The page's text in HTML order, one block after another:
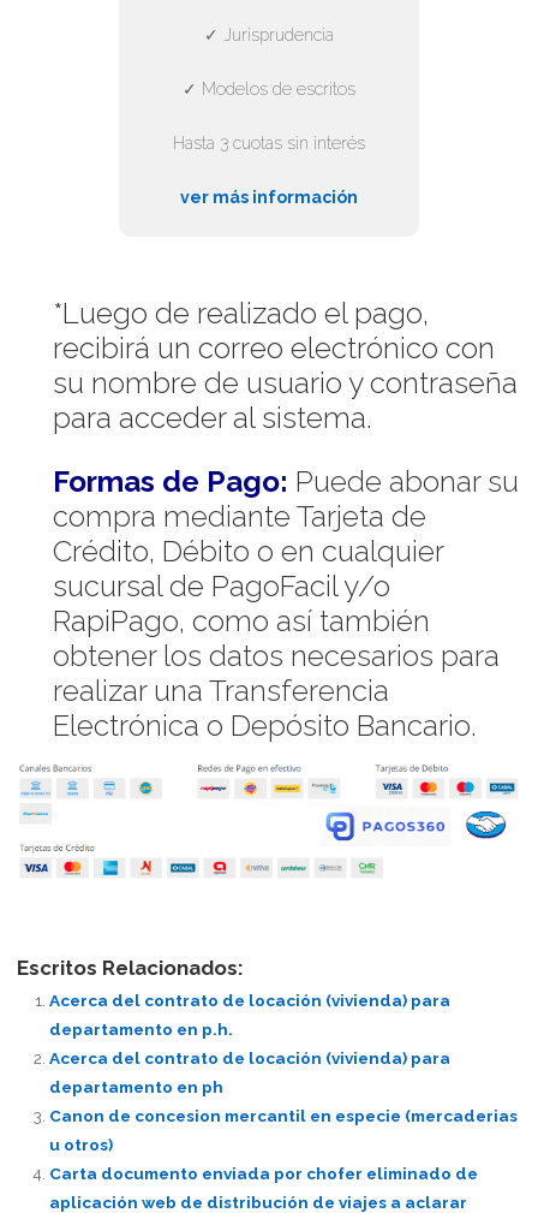
✓ Jurisprudencia
✓ Modelos de escritos
Hasta 3 cuotas sin interés
ver más información
*Luego de realizado el pago,
recibirá un correo electrónico con
su nombre de usuario y contraseña
para acceder al sistema.
Formas de Pago: Puede abonar su
compra mediante Tarjeta de
Crédito, Débito o en cualquier
sucursal de PagoFacil y/o
RapiPago, como así también
obtener los datos necesarios para
realizar una Transferencia
Electrónica o Depósito Bancario.
Escritos Relacionados:
Acerca del contrato de locación (vivienda) para
departamento en p.h.
Acerca del contrato de locación (vivienda) para
departamento en ph
Canon de concesion mercantil en especie (mercaderias
u otros)
Carta documento enviada por chofer eliminado de
aplicación web de distribución de viajes a aclarar